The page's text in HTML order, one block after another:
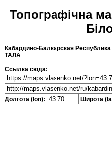
Топографічна
Кабардино-Балкарская Республика
ТАЛА
Ссылка сюда:
Долгота (lon): Широта